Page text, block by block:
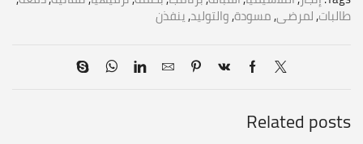
طالبات,لمرضى,مسودة,والتوليد,ينفذن
Related posts